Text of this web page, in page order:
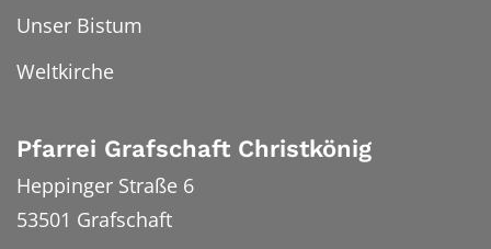
Unser Bistum
Weltkirche
Pfarrei Grafschaft Christkönig
Heppinger Straße 6
53501 Grafschaft